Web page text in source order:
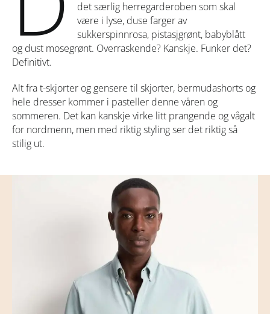
det særlig herregarderoben som skal
være i lyse, duse farger av
sukkerspinnrosa, pistasjgrønt, babyblått
og dust mosegrønt. Overraskende? Kanskje. Funker det?
Definitivt.
Alt fra t-skjorter og gensere til skjorter, bermudashorts og
hele dresser kommer i pasteller denne våren og
sommeren. Det kan kanskje virke litt prangende og vågalt
for nordmenn, men med riktig styling ser det riktig så
stilig ut.